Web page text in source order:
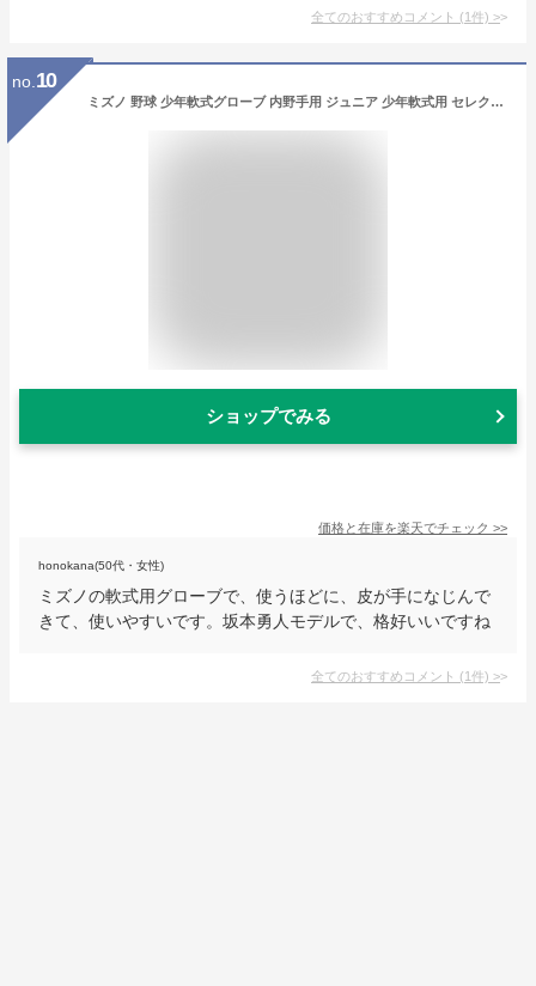
全てのおすすめコメント (1件) >
no. 10
ミズノ 野球 少年軟式グローブ 内野手用 ジュニア 少年軟式用 セレクトナインプロフェッショナル 坂本勇人モデル サイズL 1AJGY26823 MIZUNO
ショップでみる
価格と在庫を楽天でチェック >>
honokana(50代・女性)
ミズノの軟式用グローブで、使うほどに、皮が手になじんで
きて、使いやすいです。坂本勇人モデルで、格好いいですね
全てのおすすめコメント (1件) >